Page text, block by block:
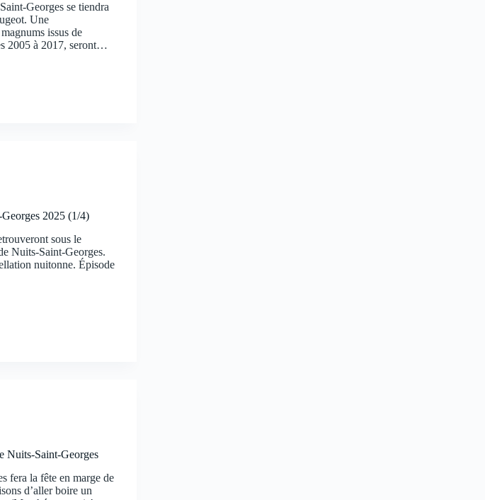
Georges se tiendra
Une
issus de
2005 à 2017, seront…
2025 (1/4)
sous le
Nuits-Saint-Georges.
nuitonne. Épisode
Nuits-Saint-Georges
fera la fête en marge de
d’aller boire un